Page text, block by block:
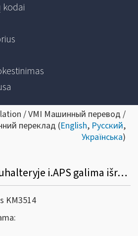
kodai
/ VMI Машинный перевод /
переклад (English, Русский,
Українська)
Ar virtualiame buhalteryje i.APS galima išrašyti ir gauti e.sąskaitą (eInvoicing) ir e.kvitą?
KM3514